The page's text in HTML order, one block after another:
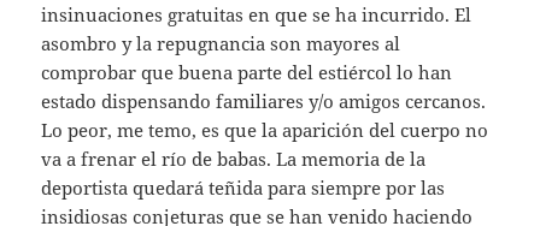
insinuaciones gratuitas en que se ha incurrido. El
asombro y la repugnancia son mayores al
comprobar que buena parte del estiércol lo han
estado dispensando familiares y/o amigos cercanos.
Lo peor, me temo, es que la aparición del cuerpo no
va a frenar el río de babas. La memoria de la
deportista quedará teñida para siempre por las
insidiosas conjeturas que se han venido haciendo